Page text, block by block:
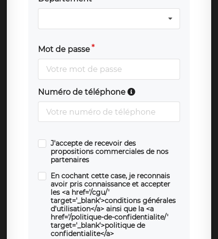
Mot de passe
Numéro de téléphone
J'accepte de recevoir des
propositions commerciales de nos
partenaires
En cochant cette case, je reconnais
avoir pris connaissance et accepter
les <a href='/cgu/'
target='_blank'>conditions générales
d'utilisation</a> ainsi que la <a
href='/politique-de-confidentialite/'
target='_blank'>politique de
confidentialite</a>